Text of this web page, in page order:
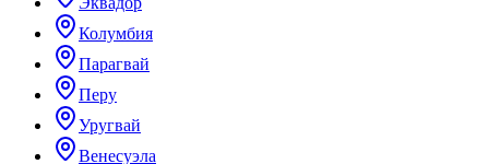
Колумбия
Парагвай
Перу
Уругвай
Венесуэла